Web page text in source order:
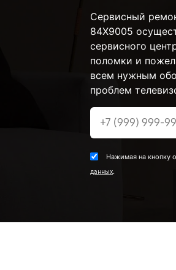
Сервисный
84X9005
сервисного
поломки и
всем нужным
проблем
Нажимая на кнопку
данных.